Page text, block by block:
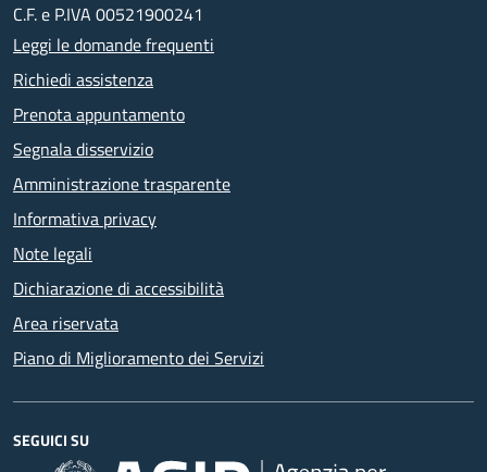
C.F. e P.IVA 00521900241
Leggi le domande frequenti
Richiedi assistenza
Prenota appuntamento
Segnala disservizio
Amministrazione trasparente
Informativa privacy
Note legali
Dichiarazione di accessibilità
Area riservata
Piano di Miglioramento dei Servizi
SEGUICI SU